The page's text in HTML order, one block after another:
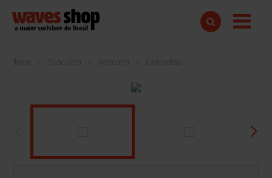
Home Camisetas